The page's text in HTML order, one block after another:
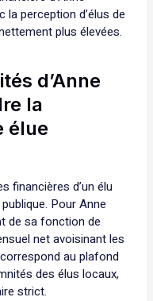
perception d’élus de
plus élevées.
d’Anne
la
élue
financières d’un élu
Pour Anne
de sa fonction de
net avoisinant les
au plafond
des élus locaux,
strict.